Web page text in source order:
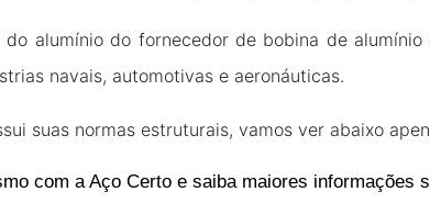
do alumínio do fornecedor de bobina de alumínio
navais, automotivas e aeronáuticas.
suas normas estruturais, vamos ver abaixo
com a Aço Certo e saiba maiores informações